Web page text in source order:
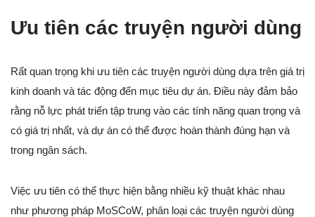
Ưu tiên các truyện người dùng
Rất quan trọng khi ưu tiên các truyện người dùng dựa trên giá trị
kinh doanh và tác động đến mục tiêu dự án. Điều này đảm bảo
rằng nỗ lực phát triển tập trung vào các tính năng quan trọng và
có giá trị nhất, và dự án có thể được hoàn thành đúng hạn và
trong ngân sách.
Việc ưu tiên có thể thực hiện bằng nhiều kỹ thuật khác nhau
như phương pháp MoSCoW, phân loại các truyện người dùng